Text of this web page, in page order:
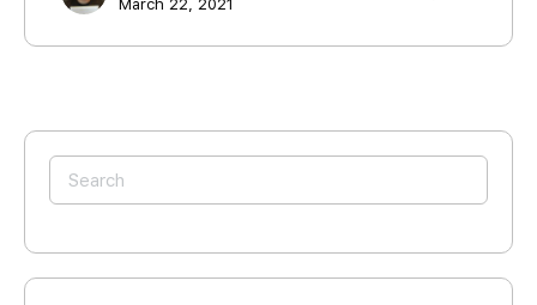
March 22, 2021
Search
for: